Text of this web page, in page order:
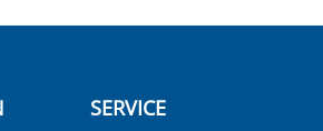
SERVICE